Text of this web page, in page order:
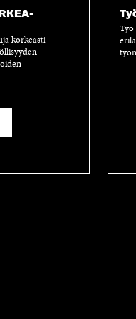
korkeasti